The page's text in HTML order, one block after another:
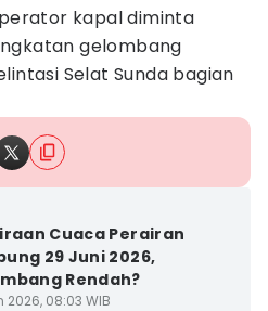
kapal diminta
gelombang
Selat Sunda bagian
Cuaca Perairan
29 Juni 2026,
Rendah?
2026, 08:03 WIB